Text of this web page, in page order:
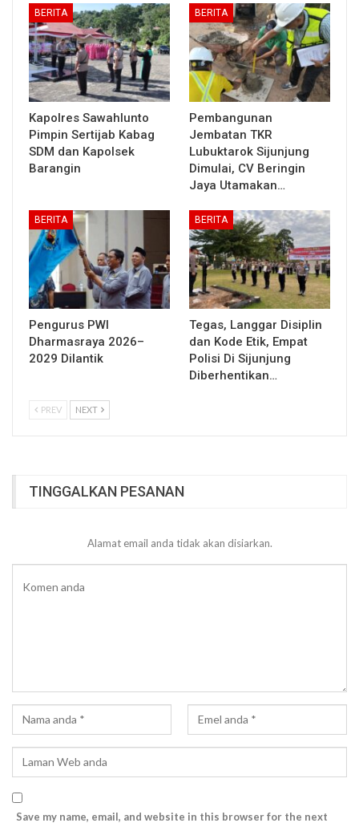
BERITA
Kapolres Sawahlunto
Pimpin Sertijab Kabag
SDM dan Kapolsek
Barangin
BERITA
Pembangunan
Jembatan TKR
Lubuktarok Sijunjung
Dimulai, CV Beringin
Jaya Utamakan…
BERITA
Pengurus PWI
Dharmasraya 2026–
2029 Dilantik
BERITA
Tegas, Langgar Disiplin
dan Kode Etik, Empat
Polisi Di Sijunjung
Diberhentikan…
PREV NEXT
TINGGALKAN PESANAN
Alamat email anda tidak akan disiarkan.
Save my name, email, and website in this browser for the next